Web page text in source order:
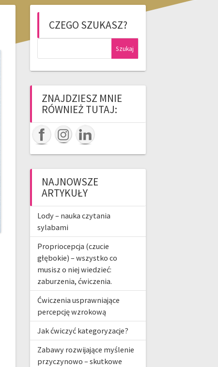
CZEGO SZUKASZ?
ZNAJDZIESZ MNIE
RÓWNIEŻ TUTAJ:
NAJNOWSZE
ARTYKUŁY
Lody – nauka czytania
sylabami
Propriocepcja (czucie
głębokie) – wszystko co
musisz o niej wiedzieć:
zaburzenia, ćwiczenia.
Ćwiczenia usprawniające
percepcję wzrokową
Jak ćwiczyć kategoryzacje?
Zabawy rozwijające myślenie
przyczynowo – skutkowe